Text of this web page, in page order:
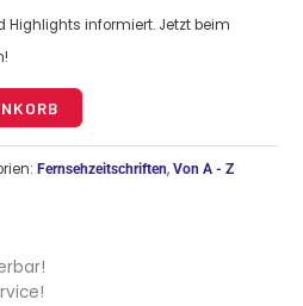
informiert. Jetzt beim
Fernsehzeitschriften,Von A - Z